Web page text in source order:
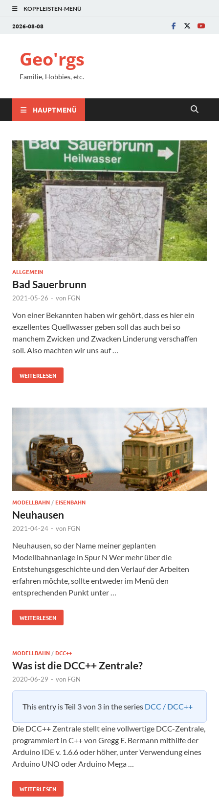
KOPFLEISTEN-MENÜ
2026-08-08
Geo'rgs
Familie, Hobbies, etc.
HAUPTMENÜ
ALLGEMEIN
Bad Sauerbrunn
2021-05-26 - von FGN
Von einer Bekannten haben wir gehört, dass es hier ein
exzellentes Quellwasser geben soll das auch bei so
manchem Zwicken und Zwacken Linderung verschaffen
soll. Also machten wir uns auf …
WEITERLESEN
MODELLBAHN/EISENBAHN
Neuhausen
2021-04-24 - von FGN
Neuhausen, so der Name meiner geplanten
Modellbahnanlage in Spur N Wer mehr über die
Entstehungsgeschichte und den Verlauf der Arbeiten
erfahren möchte, sollte entweder im Menü den
entsprechenden Punkt unter …
WEITERLESEN
MODELLBAHN/DCC++
Was ist die DCC++ Zentrale?
2020-06-29 - von FGN
This entry is Teil 3 von 3 in the series DCC / DCC++
Die DCC++ Zentrale stellt eine vollwertige DCC-Zentrale,
programmiert in C++ von Gregg E. Bermann mithilfe der
Arduino IDE v. 1.6.6 oder höher, unter Verwendung eines
Arduino UNO oder Arduino Mega …
WEITERLESEN